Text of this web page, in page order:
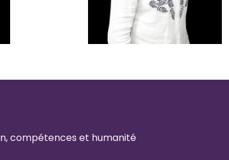
compétences et humanité